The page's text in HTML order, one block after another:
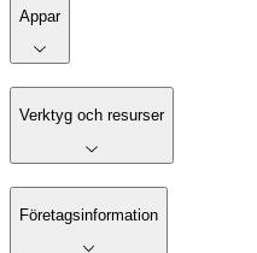
Appar
Verktyg och resurser
Företagsinformation